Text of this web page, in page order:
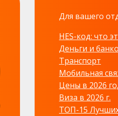
Для вашего
HES-код: что
Деньги и
Транспорт
Мобильная
Цены в 2026
Виза в 2026 г.
ТОП-15